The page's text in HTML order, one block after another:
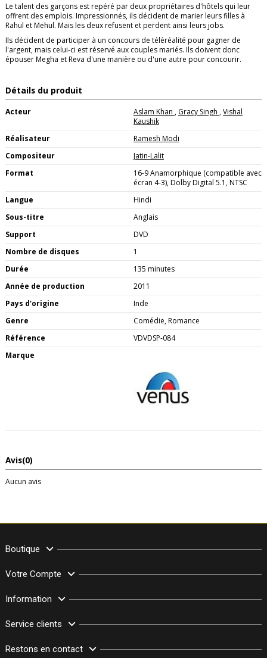
Le talent des garçons est repéré par deux propriétaires d'hôtels qui leur
offrent des emplois. Impressionnés, ils décident de marier leurs filles à
Rahul et Mehul. Mais les deux refusent et perdent ainsi leurs jobs.
Ils décident de participer à un concours de téléréalité pour gagner de
l'argent, mais celui-ci est réservé aux couples mariés. Ils doivent donc
épouser Megha et Reva d'une manière ou d'une autre pour concourir.
Détails du produit
Acteur Aslam Khan , Gracy Singh ,Vishal
Kaushik
Réalisateur
Ramesh Modi
Compositeur
Jatin-Lalit
Format
16-9 Anamorphique (compatible avec
écran 4-3), Dolby Digital 5.1, NTSC
Langue
Hindi
Sous-titre
Anglais
Support
DVD
Nombre de disques
1
Durée
135 minutes
Année de production
2011
Pays d'origine
Inde
Genre
Comédie, Romance
Référence
VDVDSP-084
Marque
Avis(0)
Aucun avis
Boutique
Votre Compte
Information
Service clients
Restons en contact